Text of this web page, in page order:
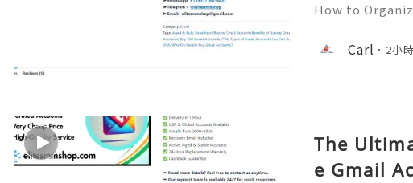
How to
💥 ❓ Have
assistance! ➥
Carl 2小
The
e Gmail